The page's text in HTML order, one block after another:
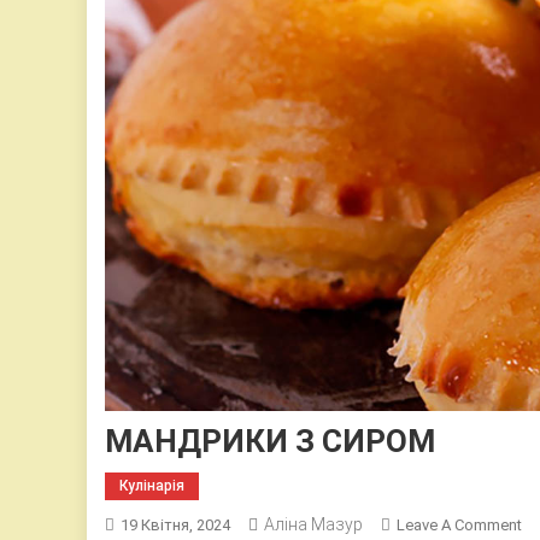
МАНДРИКИ З СИРОМ
Кулінарія
19 Квітня, 2024 Аліна Мазур Leave A CommentOn